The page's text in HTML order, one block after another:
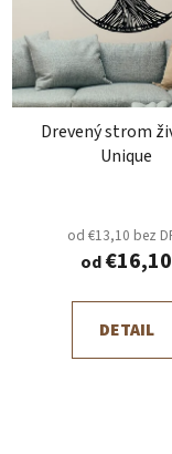
Drevený strom
Unique
od €13,10 bez
od€16,10
DETAIL